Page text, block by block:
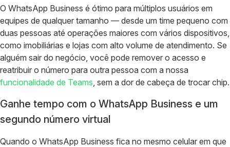
O WhatsApp Business é ótimo para múltiplos usuários em
equipes de qualquer tamanho — desde um time pequeno com
duas pessoas até operações maiores com vários dispositivos,
como imobiliárias e lojas com alto volume de atendimento. Se
alguém sair do negócio, você pode remover o acesso e
reatribuir o número para outra pessoa com a nossa
funcionalidade de Teams, sem a dor de cabeça de trocar chip.
Ganhe tempo com o WhatsApp Business e um
segundo número virtual
Quando o WhatsApp Business fica no mesmo celular em que